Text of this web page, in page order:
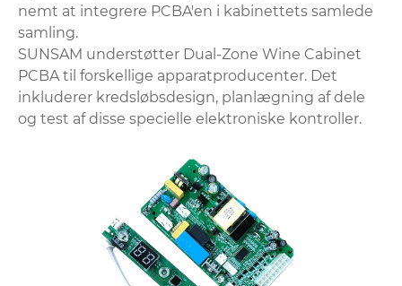
nemt at integrere PCBA'en i kabinettets samlede
samling.
SUNSAM understøtter Dual-Zone Wine Cabinet
PCBA til forskellige apparatproducenter. Det
inkluderer kredsløbsdesign, planlægning af dele
og test af disse specielle elektroniske kontroller.